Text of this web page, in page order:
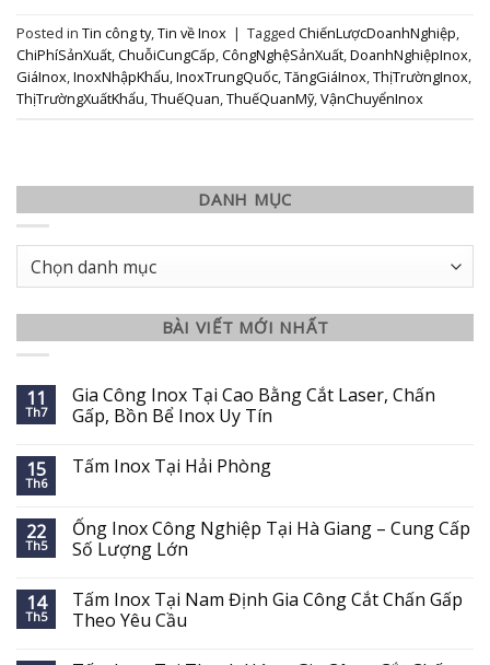
Posted in Tin công ty,Tin về Inox | Tagged ChiếnLượcDoanhNghiệp,
ChiPhíSảnXuất,ChuỗiCungCấp,CôngNghệSảnXuất,DoanhNghiệpInox,
GiáInox,InoxNhậpKhẩu,InoxTrungQuốc,TăngGiáInox,ThịTrườngInox,
ThịTrườngXuấtKhẩu,ThuếQuan,ThuếQuanMỹ,VậnChuyểnInox
DANH MỤC
Danh
mục
BÀI VIẾT MỚI NHẤT
11
Th7
Gia Công Inox Tại Cao Bằng Cắt Laser, Chấn
Gấp, Bồn Bể Inox Uy Tín
15
Th6
Tấm Inox Tại Hải Phòng
22
Th5
Ống Inox Công Nghiệp Tại Hà Giang – Cung Cấp
Số Lượng Lớn
14
Th5
Tấm Inox Tại Nam Định Gia Công Cắt Chấn Gấp
Theo Yêu Cầu